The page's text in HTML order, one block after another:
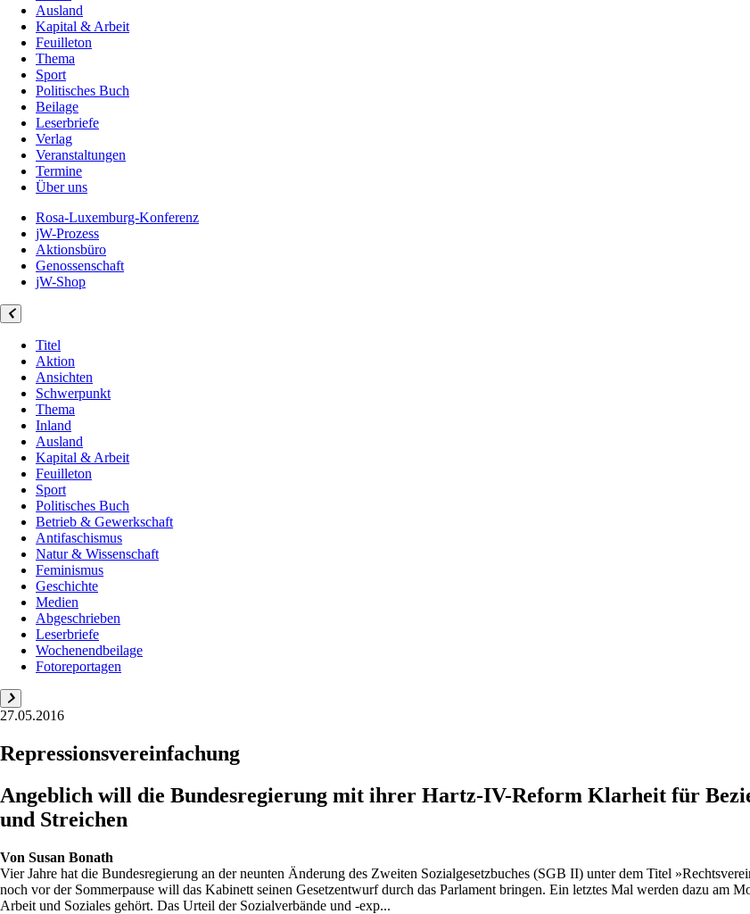
Ausland
Kapital & Arbeit
Feuilleton
Thema
Sport
Politisches Buch
Beilage
Leserbriefe
Verlag
Veranstaltungen
Termine
Über uns
Rosa-Luxemburg-Konferenz
jW-Prozess
Aktionsbüro
Genossenschaft
jW-Shop
Titel
Aktion
Ansichten
Schwerpunkt
Thema
Inland
Ausland
Kapital & Arbeit
Feuilleton
Sport
Politisches Buch
Betrieb & Gewerkschaft
Antifaschismus
Natur & Wissenschaft
Feminismus
Geschichte
Medien
Abgeschrieben
Leserbriefe
Wochenendbeilage
Fotoreportagen
27.05.2016
Repressionsvereinfachung
Angeblich will die Bundesregierung mit ihrer Hartz-IV-Reform Klarheit für
und Streichen
Von Susan Bonath
Vier Jahre hat die Bundesregierung an der neunten Änderung des Zweiten Sozialgesetzbuches (SGB II) unter dem Titel
noch vor der Sommerpause will das Kabinett seinen Gesetzentwurf durch das Parlament bringen. Ein letztes Mal werden dazu am
Arbeit und Soziales gehört. Das Urteil der Sozialverbände und -exp...